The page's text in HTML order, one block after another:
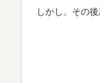
しかし、その